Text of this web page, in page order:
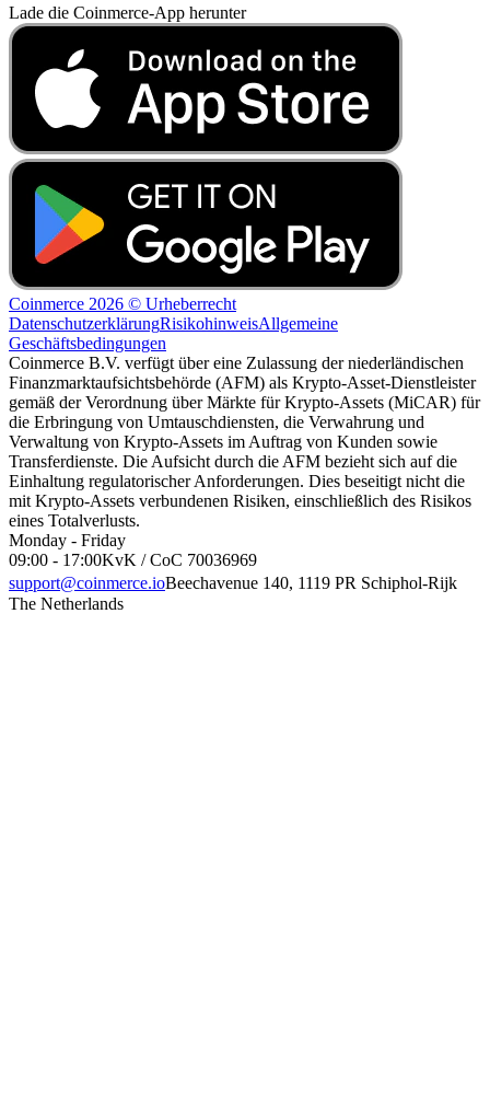
Lade die Coinmerce-App herunter
Coinmerce 2026 © Urheberrecht
DatenschutzerklärungRisikohinweisAllgemeine
Geschäftsbedingungen
Coinmerce B.V. verfügt über eine Zulassung der niederländischen
Finanzmarktaufsichtsbehörde (AFM) als Krypto-Asset-Dienstleister
gemäß der Verordnung über Märkte für Krypto-Assets (MiCAR) für
die Erbringung von Umtauschdiensten, die Verwahrung und
Verwaltung von Krypto-Assets im Auftrag von Kunden sowie
Transferdienste. Die Aufsicht durch die AFM bezieht sich auf die
Einhaltung regulatorischer Anforderungen. Dies beseitigt nicht die
mit Krypto-Assets verbundenen Risiken, einschließlich des Risikos
eines Totalverlusts.
Monday - Friday
09:00 - 17:00KvK / CoC 70036969
support@coinmerce.ioBeechavenue 140, 1119 PR Schiphol-Rijk
The Netherlands